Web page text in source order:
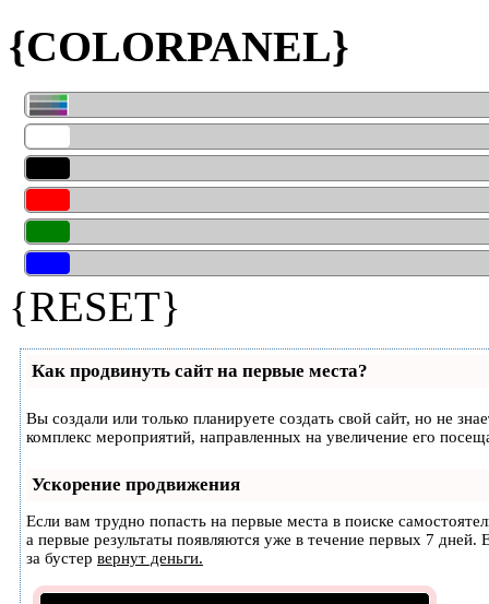
{COLORPANEL}
{RESET}
Как продвинуть сайт на первые места?
Вы создали или только планируете создать свой сайт, но не
комплекс мероприятий, направленных на увеличение его
Ускорение продвижения
Если вам трудно попасть на первые места в поиске
а первые результаты появляются уже в течение первых 7
за бустер вернут деньги.